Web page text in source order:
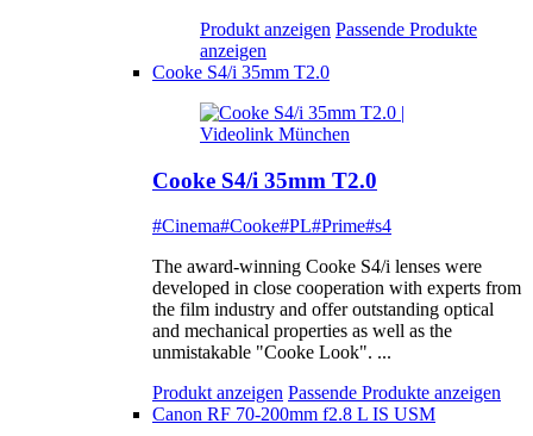
Produkt anzeigen Passende Produkte
anzeigen
Cooke S4/i 35mm T2.0
Cooke S4/i 35mm T2.0
#Cinema#Cooke#PL#Prime#s4
The award-winning Cooke S4/i lenses were
developed in close cooperation with experts from
the film industry and offer outstanding optical
and mechanical properties as well as the
unmistakable "Cooke Look". ...
Produkt anzeigen Passende Produkte anzeigen
Canon RF 70-200mm f2.8 L IS USM